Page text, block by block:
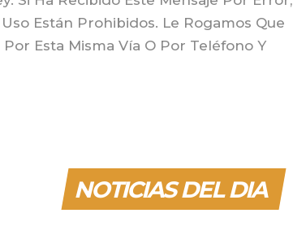
Están Prohibidos. Le Rogamos Que
Esta Misma Vía O Por Teléfono Y
NOTICIAS DEL DIA